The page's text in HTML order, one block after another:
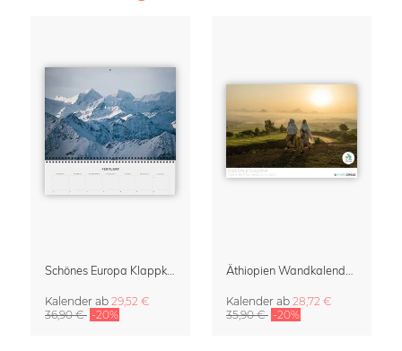
Kalender ab 29,52 €
36,90 € -20%
Kalender ab 28,72 €
35,90 € -20%